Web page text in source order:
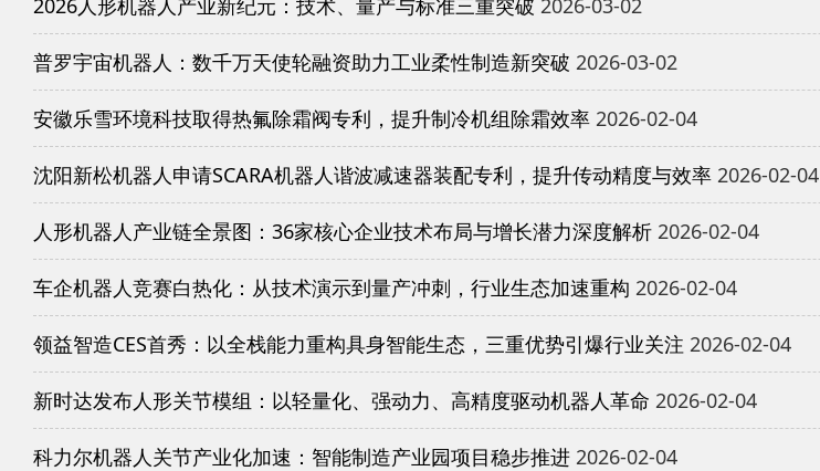
普罗宇宙机器人：数千万天使轮融资助力工业柔性制造新突破 2026-03-02
安徽乐雪环境科技取得热氟除霜阀专利，提升制冷机组除霜效率 2026-02-04
沈阳新松机器人申请SCARA机器人谐波减速器装配专利，提升传动精度与效率 2026-02-04
人形机器人产业链全景图：36家核心企业技术布局与增长潜力深度解析 2026-02-04
车企机器人竞赛白热化：从技术演示到量产冲刺，行业生态加速重构 2026-02-04
领益智造CES首秀：以全栈能力重构具身智能生态，三重优势引爆行业关注 2026-02-04
新时达发布人形关节模组：以轻量化、强动力、高精度驱动机器人革命 2026-02-04
科力尔机器人关节产业化加速：智能制造产业园项目稳步推进 2026-02-04